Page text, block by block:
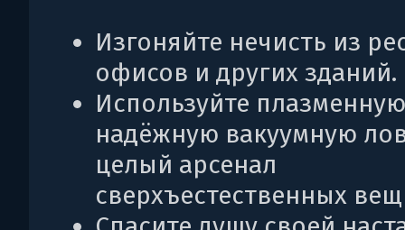
Изгоняйте нечисть из
офисов и других зданий.
Используйте
надёжную вакуумную
целый арсенал
сверхъестественных